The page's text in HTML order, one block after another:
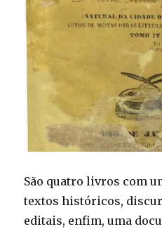
São quatro livros com
textos históricos,
editais, enfim, uma